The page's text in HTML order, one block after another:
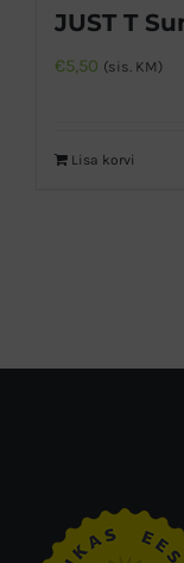
€5,50 (sis. KM)
Lisa korvi